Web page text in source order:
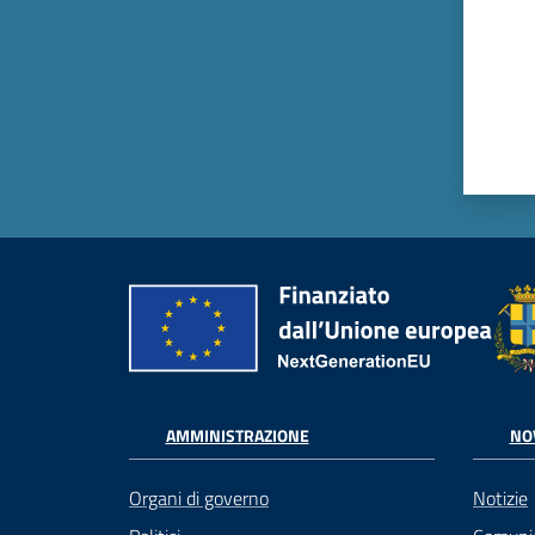
AMMINISTRAZIONE
Organi di governo
Notizie